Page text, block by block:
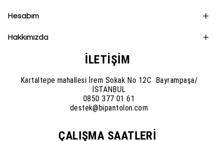
Hesabım
Hakkımızda
İLETİŞİM
Kartaltepe mahallesi İrem Sokak No 12C Bayrampaşa/
İSTANBUL
0850 377 01 61
destek@bipantolon.com
ÇALIŞMA SAATLERİ